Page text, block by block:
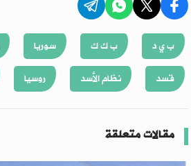
ب ي د ب ك ك سوريا
قسد
نظام الأسد روسيا
مقالات متعلقة